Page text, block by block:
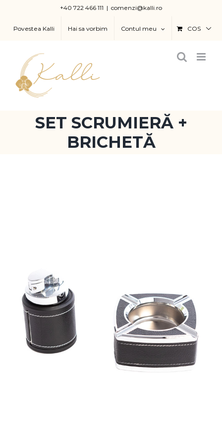
content
+40 722 466 111 | comenzi@kalli.ro
Povestea Kalli Hai sa vorbim Contul meu COS
SET SCRUMIERĂ +
BRICHETĂ